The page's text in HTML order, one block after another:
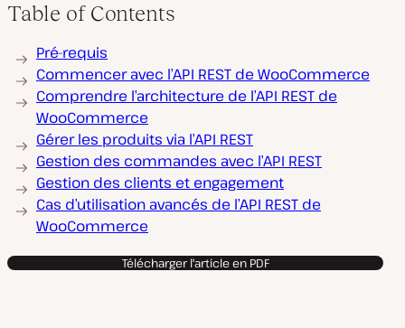
Table of Contents
Pré-requis
Commencer avec l’API REST de WooCommerce
Comprendre l’architecture de l’API REST de
WooCommerce
Gérer les produits via l’API REST
Gestion des commandes avec l’API REST
Gestion des clients et engagement
Cas d’utilisation avancés de l’API REST de
WooCommerce
Télécharger l'article en PDF